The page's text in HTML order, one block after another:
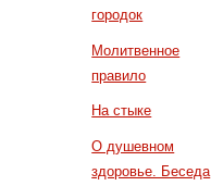
городок
Молитвенное
правило
На стыке
О душевном
здоровье. Беседа